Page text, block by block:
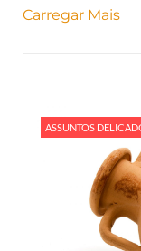
Carregar Mais
ASSUNTOS